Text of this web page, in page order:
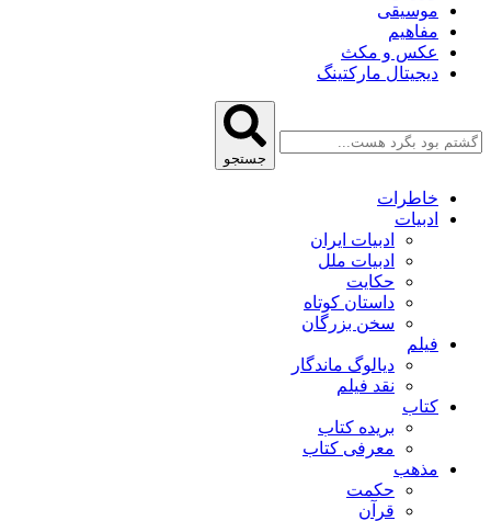
موسیقی
مفاهیم
عکس و مکث
دیجیتال مارکتینگ
جستجو
خاطرات
ادبیات
ادبیات ایران
ادبیات ملل
حکایت
داستان کوتاه
سخن بزرگان
فیلم
دیالوگ ماندگار
نقد فیلم
کتاب
بریده کتاب
معرفی کتاب
مذهب
حکمت
قرآن